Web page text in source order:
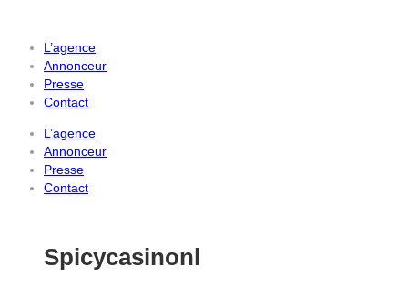
L’agence
Annonceur
Presse
Contact
L’agence
Annonceur
Presse
Contact
Spicycasinonl